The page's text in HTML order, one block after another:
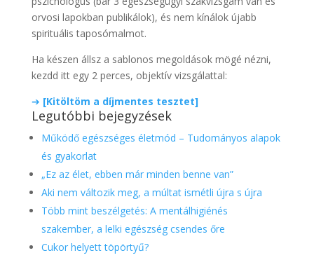
orvosi lapokban publikálok), és nem kínálok újabb
spirituális taposómalmot.
Ha készen állsz a sablonos megoldások mögé nézni,
kezdd itt egy 2 perces, objektív vizsgálattal:
➔ [Kitöltöm a díjmentes tesztet]
Legutóbbi bejegyzések
Működő egészséges életmód – Tudományos alapok
és gyakorlat
„Ez az élet, ebben már minden benne van”
Aki nem változik meg, a múltat ismétli újra s újra
Több mint beszélgetés: A mentálhigiénés
szakember, a lelki egészség csendes őre
Cukor helyett töpörtyű?